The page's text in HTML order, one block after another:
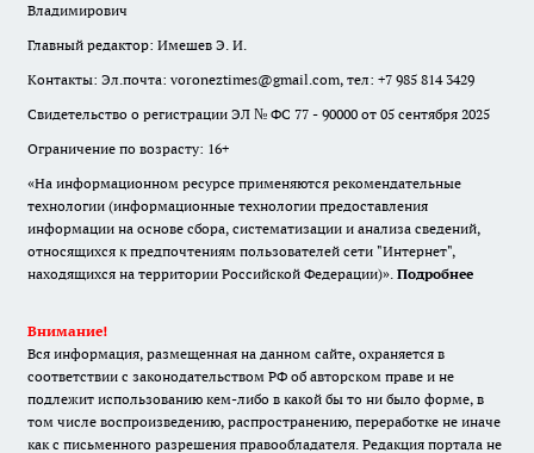
Владимирович
Главный редактор: Имешев Э. И.
Контакты: Эл.почта: voroneztimes@gmail.com, тел: +7 985 814 3429
Свидетельство о регистрации ЭЛ № ФС 77 - 90000 от 05 сентября 2025
Ограничение по возрасту: 16+
«На информационном ресурсе применяются рекомендательные
технологии (информационные технологии предоставления
информации на основе сбора, систематизации и анализа сведений,
относящихся к предпочтениям пользователей сети "Интернет",
находящихся на территории Российской Федерации)». Подробнее
Внимание!
Вся информация, размещенная на данном сайте, охраняется в
соответствии с законодательством РФ об авторском праве и не
подлежит использованию кем-либо в какой бы то ни было форме, в
том числе воспроизведению, распространению, переработке не иначе
как с письменного разрешения правообладателя. Редакция портала не